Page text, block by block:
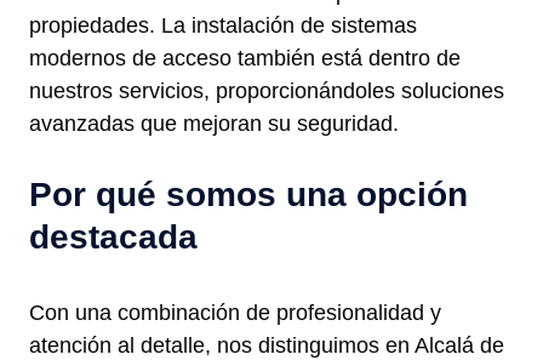
propiedades. La instalación de sistemas
modernos de acceso también está dentro de
nuestros servicios, proporcionándoles soluciones
avanzadas que mejoran su seguridad.
Por qué somos una opción
destacada
Con una combinación de profesionalidad y
atención al detalle, nos distinguimos en Alcalá de